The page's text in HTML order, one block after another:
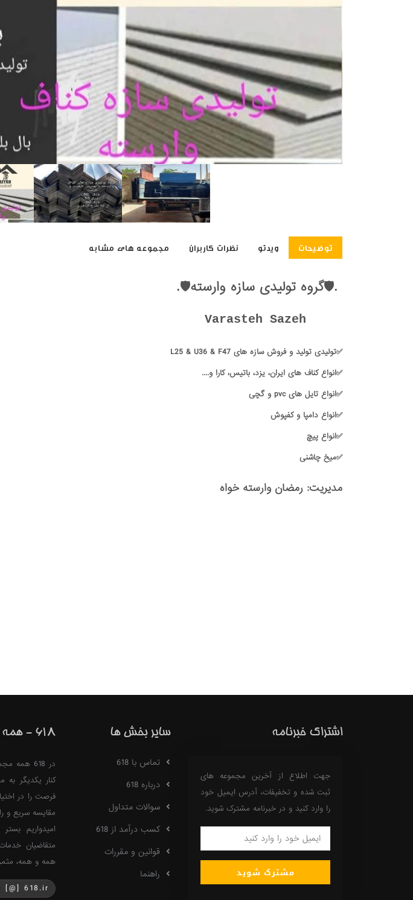
توضیحات ویدئو نظرات کاربران مجموعه های مشابه
.🛡گروه تولیدی سازه وارسته🛡.
✅تولیدی تولید و فروش سازه های L25 & U36 & F47
✅انواع کناف های ایران، یزد، باتیس، کارا و....
✅انواع تایل های pvc و گچی
✅انواع دامپا و کفپوش
✅انواع پیچ
✅میخ چاشنی
مدیریت: رمضان وارسته خواه
اشتراک خبرنامه
جهت اطلاع از آخرین مجموعه های
ثبت شده و تخفیفات، آدرس ایمیل خود
را وارد کنید و در خبرنامه مشترک شوید.
مشترک شوید
سایر بخش ها
تماس با 618
درباره 618
سوالات متداول
کسب درآمد از 618
قوانین و مقررات
راهنما
618 - همه یکجا، باهم
در 618
کنار یکدیگر
فرصت را در
مقایسه سریع و
متقاضیان
همه و همه،
[@] 618.ir